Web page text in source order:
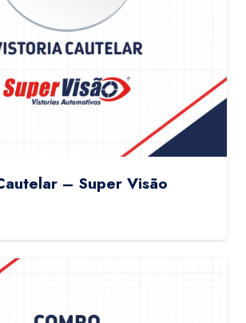
– Super Visão